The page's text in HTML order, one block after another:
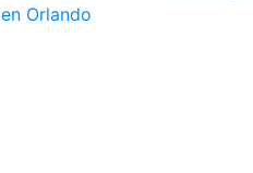
en Orlando